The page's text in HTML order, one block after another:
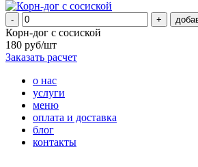
- +
Корн-дог с сосиской
180 руб/шт
Заказать расчет
о нас
услуги
меню
оплата и доставка
блог
контакты